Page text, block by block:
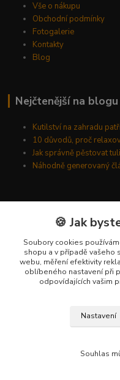
Vše o nákupu
Obchodní podmínky
Fotogalerie
Kontakty
Blog
Nejčtenější na blogu
Kutilství na zahradu
10 důvodů, proč
Jak správně pěstovat
Náhodně generovaný
Plzeň, 312 00
+420 603
🍪 Jak
Soubory cookies
shopu a v případě vašeho
webu, měření efektivity
oblíbeného nastavení při
odpovídajících vašim
Nastavení
Souhlas